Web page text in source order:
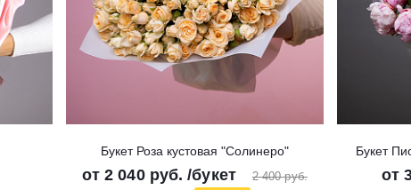
Букет Роза кустовая "Солинеро"
от2 040 руб. /букет 2 400 руб.
Букет
от